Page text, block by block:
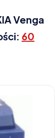
Venga
60